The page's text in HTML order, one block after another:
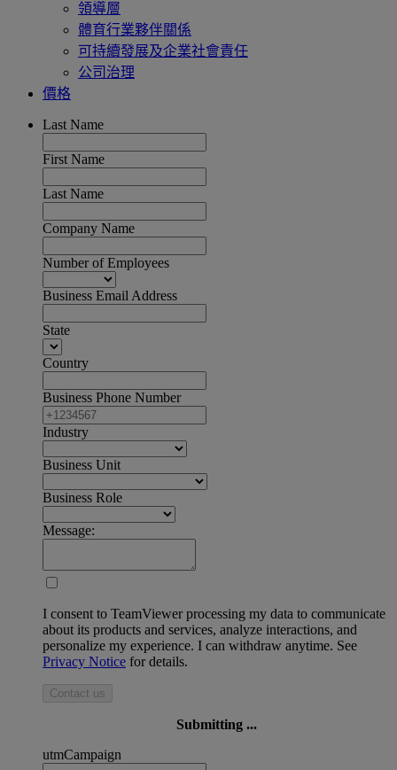
領導層
體育行業夥伴關係
可持續發展及企業社會責任
公司治理
價格
Last Name
First Name
Last Name
Company Name
Number of Employees
Business Email Address
State
Country
Business Phone Number
Industry
Business Unit
Business Role
Message:
I consent to TeamViewer processing my data to communicate
about its products and services, analyze interactions, and
personalize my experience. I can withdraw anytime. See
Privacy Notice for details.
Contact us
Submitting ...
utmCampaign